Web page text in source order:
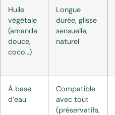
Huile
végétale
(amande
douce,
coco…)
Longue
durée, glisse
sensuelle,
naturel
À base
d’eau
Compatible
avec tout
(préservatifs,